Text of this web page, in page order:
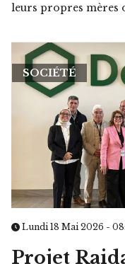
leurs propres mères
SOCIÉTÉ
Lundi 18 Mai 2026 -
Projet